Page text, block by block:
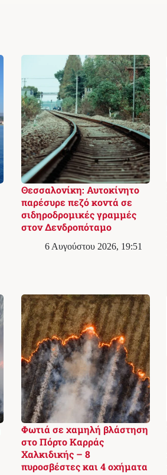
Θεσσαλονίκη: Αυτοκίνητο
παρέσυρε πεζό κοντά σε
σιδηροδρομικές γραμμές
στον Δενδροπόταμο
6 Αυγούστου 2026, 19:51
Φωτιά σε χαμηλή βλάστηση
στο Πόρτο Καρράς
Χαλκιδικής – 8
πυροσβέστες και 4 οχήματα